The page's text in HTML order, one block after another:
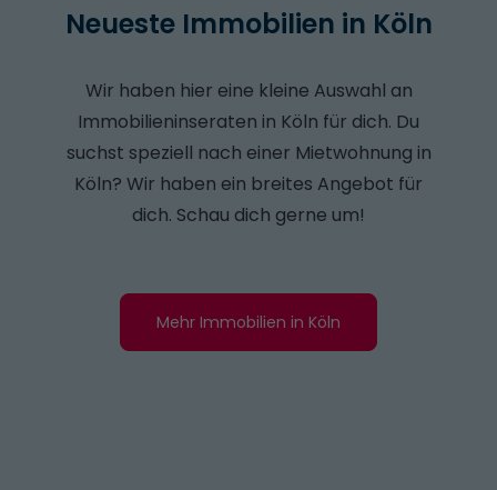
Neueste Immobilien in Köln
Wir haben hier eine kleine Auswahl an
Immobilieninseraten in Köln für dich. Du
suchst speziell nach einer Mietwohnung in
Köln? Wir haben ein breites Angebot für
dich. Schau dich gerne um!
Mehr Immobilien in Köln